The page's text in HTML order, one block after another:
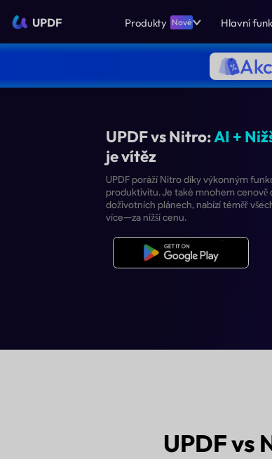
UPDF Produkty Nové Hlavní
UPDF vs Nitro:
je vítěz
UPDF poráží Nitro díky
produktivitu. Je také
doživotních plánech,
více—za nižší cenu.
UPDF vs